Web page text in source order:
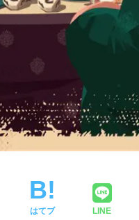
はてブ LINE